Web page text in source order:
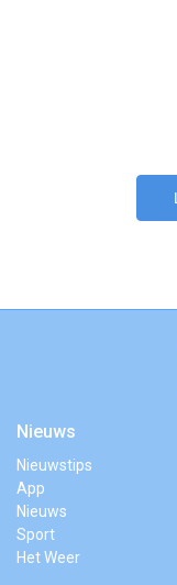
Nieuws
Nieuwstips
App
Nieuws
Sport
Het Weer